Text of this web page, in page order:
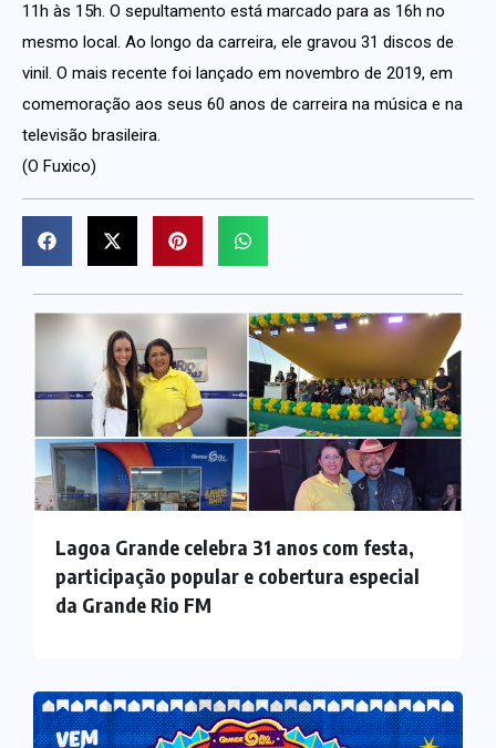
11h às 15h. O sepultamento está marcado para as 16h no
mesmo local. Ao longo da carreira, ele gravou 31 discos de
vinil. O mais recente foi lançado em novembro de 2019, em
comemoração aos seus 60 anos de carreira na música e na
televisão brasileira.
(O Fuxico)
Lagoa Grande celebra 31 anos com festa,
participação popular e cobertura especial
da Grande Rio FM